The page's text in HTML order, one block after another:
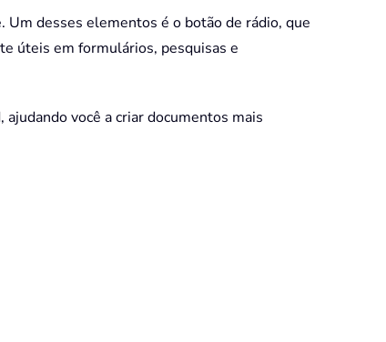
desses elementos é o botão de rádio, que
úteis em formulários, pesquisas e
você a criar documentos mais